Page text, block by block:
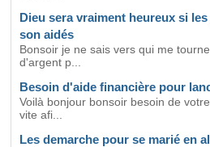
Dieu sera vraiment heureux si
son aidés
Bonsoir je ne sais vers qui me
d'argent p...
Besoin d'aide financière pour
Voilà bonjour bonsoir besoin de
vite afi...
Les demarche pour se marié en